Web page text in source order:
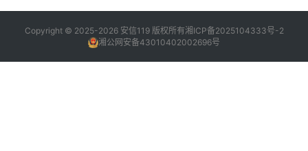
Copyright © 2025-2026 安信119 版权所有湘ICP备2025104333号-2
湘公网安备43010402002696号